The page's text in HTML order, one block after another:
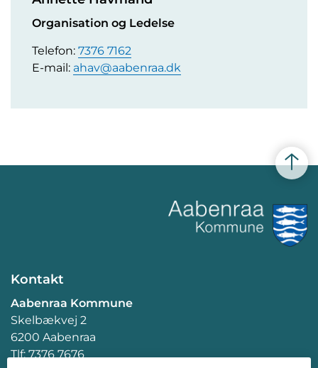
Organisation og Ledelse
Telefon: 7376 7162
E-mail: ahav@aabenraa.dk
Kontakt
Aabenraa Kommune
Skelbækvej 2
6200 Aabenraa
Tlf: 7376 7676